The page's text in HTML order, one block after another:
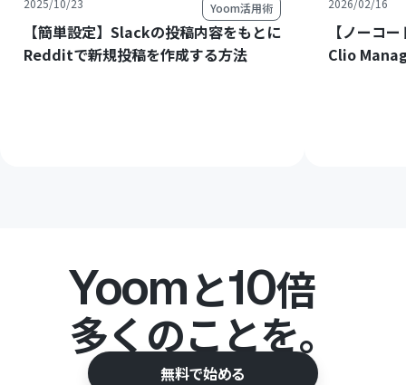
2025/10/23 Yoom活用術
【簡単設定】Slackの投稿内容をもとに
Redditで新規投稿を作成する方法
2026/02/16
【ノーコ
Clio
Yoomと10倍
多くのことを。
無料で始める